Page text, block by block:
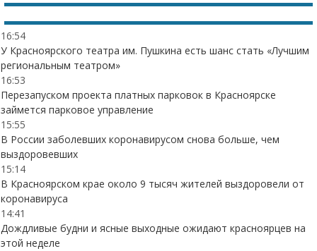
16:54
У Красноярского театра им. Пушкина есть шанс стать «Лучшим
региональным театром»
16:53
Перезапуском проекта платных парковок в Красноярске
займется парковое управление
15:55
В России заболевших коронавирусом снова больше, чем
выздоровевших
15:14
В Красноярском крае около 9 тысяч жителей выздоровели от
коронавируса
14:41
Дождливые будни и ясные выходные ожидают красноярцев на
этой неделе